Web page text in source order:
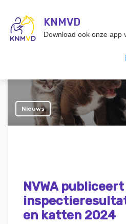
Inloggen
Nieuws
NVWA publiceert
en katten 2024
KNMVD
Download ook onze app